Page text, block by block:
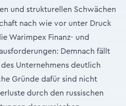
und strukturellen Schwächen
nach wie vor unter Druck
Warimpex Finanz- und
Demnach fällt
Unternehmens deutlich
Gründe dafür sind nicht
durch den russischen